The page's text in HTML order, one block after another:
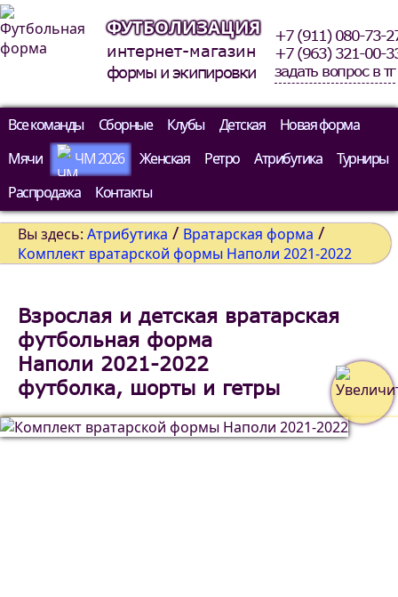
ФУТБОЛИЗАЦИЯ
интернет-магазин
формы и экипировки
+7 (911) 080-73-
+7 (963) 321-00-
задать вопрос в тг
Все команды Сборные Клубы Детская
Новая форма
Мячи
ЧМ 2026 Женская Ретро Атрибутика
Турниры
Распродажа
Контакты
Вы здесь: Атрибутика / Вратарская форма /
Комплект вратарской формы Наполи 2021-2022
Взрослая и детская вратарская
футбольная форма
Наполи 2021-2022
футболка, шорты и гетры